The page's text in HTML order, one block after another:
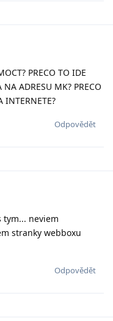
PRECO TO IDE
NA ADRESU MK? PRECO
INTERNETE?
Odpovědět
tym... neviem
stranky webboxu
Odpovědět